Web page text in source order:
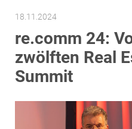
amb Development
AURE Immobilien
Austria Sotheby's International
18.11.2024
re.comm 24:
zwölften Real
Summit